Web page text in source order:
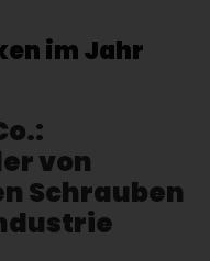
im Jahr
von
Schrauben